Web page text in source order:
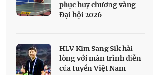
phục huy chương vàng
Đại hội 2026
HLV Kim Sang Sik hài
lòng với màn trình diễn
của tuyển Việt Nam